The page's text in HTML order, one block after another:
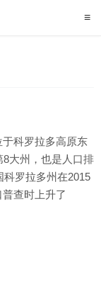
科罗拉多高原东
大州，也是人口排
罗拉多州在2015
查时上升了